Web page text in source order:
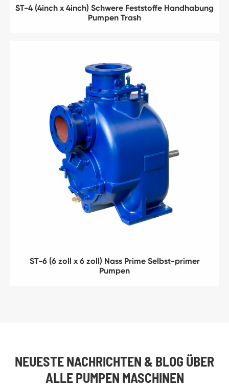
ST-4 (4inch x 4inch) Schwere Feststoffe Handhabung
Pumpen Trash
ST-6 (6 zoll x 6 zoll) Nass Prime Selbst-primer
Pumpen
NEUESTE NACHRICHTEN & BLOG ÜBER
ALLE PUMPEN MASCHINEN